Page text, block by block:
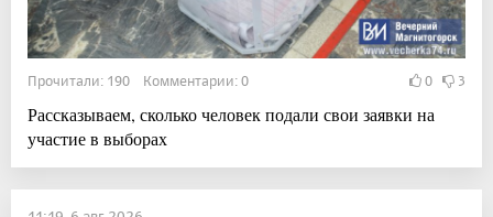
Прочитали: 190 Комментарии: 0 0 3
Рассказываем, сколько человек подали свои заявки на
участие в выборах